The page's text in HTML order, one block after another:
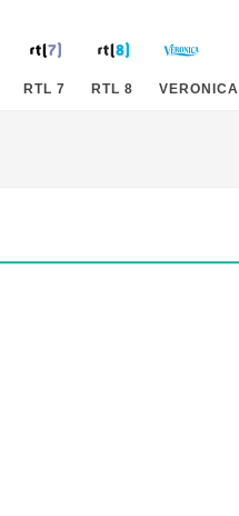
RTL 7 RTL 8 VERONICA